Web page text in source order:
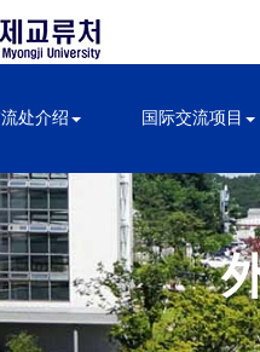
处介绍 国际交流项目